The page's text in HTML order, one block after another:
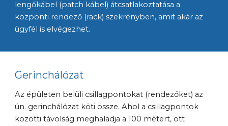
lengőkábel (patch kábel) átcsatlakoztatása a
központi rendező (rack) szekrényben, amit akár az
ügyfél is elvégezhet.
Gerinchálózat
Az épületen belüli csillagpontokat (rendezőket) az
ún. gerinchálózat köti össze. Ahol a csillagpontok
közötti távolság meghaladja a 100 métert, ott